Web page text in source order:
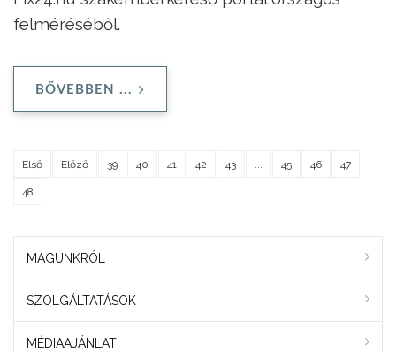
felméréséből.
BŐVEBBEN ...
Első Előző 39 40 41 42 43 45 46 47
48
MAGUNKRÓL
SZOLGÁLTATÁSOK
MÉDIAAJÁNLAT